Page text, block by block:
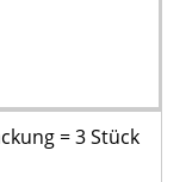
= 3 Stück